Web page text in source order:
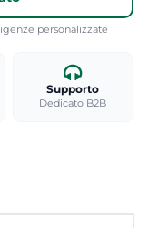
personalizzate
Supporto
Dedicato B2B